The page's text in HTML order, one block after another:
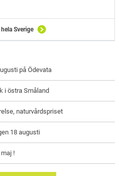
Sverige
på Ödevata
i östra Småland
naturvårdspriset
18 augusti
!